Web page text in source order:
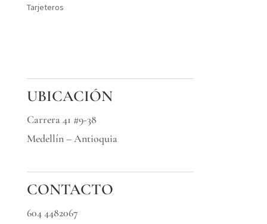
Tarjeteros
UBICACIÓN
Carrera 41 #9-38
Medellín – Antioquia
CONTACTO
604 4482067